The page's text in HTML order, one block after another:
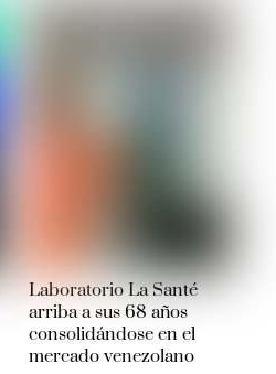
Laboratorio La Santé
arriba a sus 68 años
consolidándose en el
mercado venezolano